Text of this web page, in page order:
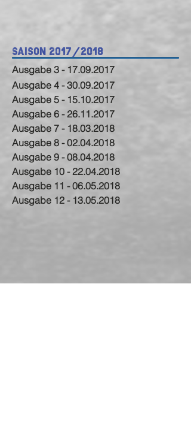
Saison 2017/2018
Ausgabe 3 - 17.09.2017
Ausgabe 4 - 30.09.2017
Ausgabe 5 - 15.10.2017
Ausgabe 6 - 26.11.2017
Ausgabe 7 - 18.03.2018
Ausgabe 8 - 02.04.2018
Ausgabe 9 - 08.04.2018
Ausgabe 10 - 22.04.2018
Ausgabe 11 - 06.05.2018
Ausgabe 12 - 13.05.2018